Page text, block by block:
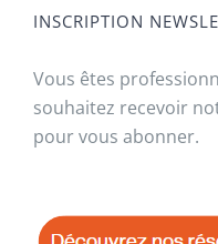
INSCRIPTION
Vous êtes
souhaitez recevoir
pour vous abonner.